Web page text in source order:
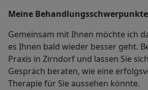
Meine Behandlungs­schwerpunkte
Gemeinsam mit Ihnen möchte ich
es Ihnen bald wieder besser geht.
Praxis in Zirndorf und lassen Sie
Gespräch beraten, wie eine
Therapie für Sie aussehen könnte.